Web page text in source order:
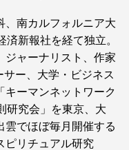
、南カルフォルニア大
新報社を経て独立。
ジャーナリスト、作家
ー、大学・ビジネス
キーマンネットワーク
研究会」を東京、大
雲でほぼ毎月開催する
ピリチュアル研究